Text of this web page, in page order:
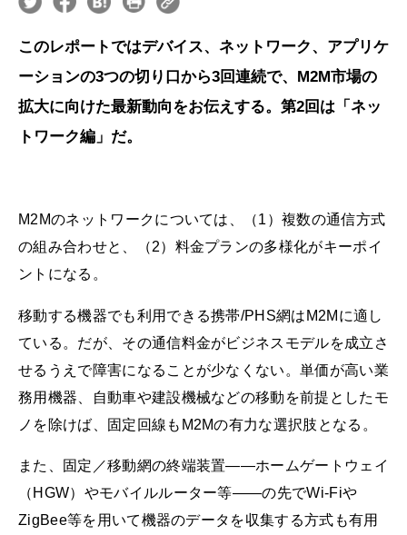
このレポートではデバイス、ネットワーク、アプリケ
ーションの3つの切り口から3回連続で、M2M市場の
拡大に向けた最新動向をお伝えする。第2回は「ネッ
トワーク編」だ。
M2Mのネットワークについては、（1）複数の通信方式
の組み合わせと、（2）料金プランの多様化がキーポイ
ントになる。
移動する機器でも利用できる携帯/PHS網はM2Mに適し
ている。だが、その通信料金がビジネスモデルを成立さ
せるうえで障害になることが少なくない。単価が高い業
務用機器、自動車や建設機械などの移動を前提としたモ
ノを除けば、固定回線もM2Mの有力な選択肢となる。
また、固定／移動網の終端装置――ホームゲートウェイ
（HGW）やモバイルルーター等――の先でWi-Fiや
ZigBee等を用いて機器のデータを収集する方式も有用